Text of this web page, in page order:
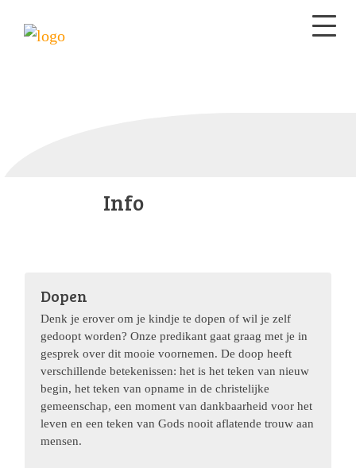
Info
Dopen
Denk je erover om je kindje te dopen of wil je zelf
gedoopt worden? Onze predikant gaat graag met je in
gesprek over dit mooie voornemen. De doop heeft
verschillende betekenissen: het is het teken van nieuw
begin, het teken van opname in de christelijke
gemeenschap, een moment van dankbaarheid voor het
leven en een teken van Gods nooit aflatende trouw aan
mensen.